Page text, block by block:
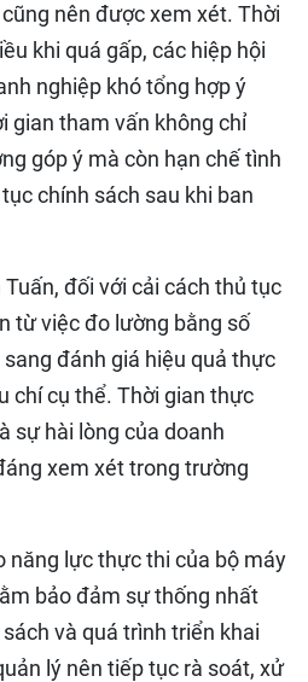
nên được xem xét. Thời
khi quá gấp, các hiệp hội
nghiệp khó tổng hợp ý
gian tham vấn không chỉ
góp ý mà còn hạn chế tình
chính sách sau khi ban
đối với cải cách thủ tục
từ việc đo lường bằng số
đánh giá hiệu quả thực
chí cụ thể. Thời gian thực
sự hài lòng của doanh
xem xét trong trường
năng lực thực thi của bộ máy
bảo đảm sự thống nhất
và quá trình triển khai
lý nên tiếp tục rà soát, xử